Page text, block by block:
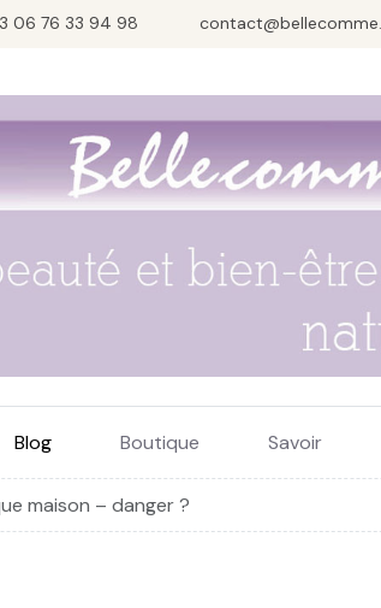
06 76 33 94 98
Blog Boutique Savoir
maison – danger ?